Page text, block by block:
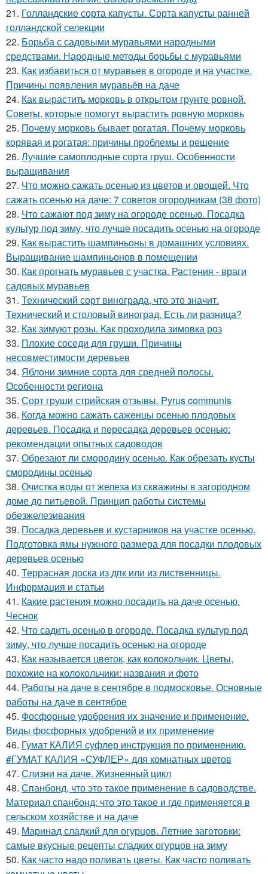
21. Голландские сорта капусты. Сорта капусты ранней
голландской селекции
22. Борьба с садовыми муравьями народными
средствами. Народные методы борьбы с муравьями
23. Как избавиться от муравьев в огороде и на участке.
Причины появления муравьёв на даче
24. Как вырастить морковь в открытом грунте ровной.
Советы, которые помогут вырастить ровную морковь
25. Почему морковь бывает рогатая. Почему морковь
корявая и рогатая: причины проблемы и решение
26. Лучшие самоплодные сорта груш. Особенности
выращивания
27. Что можно сажать осенью из цветов и овощей. Что
сажать осенью на даче: 7 советов огородникам (38 фото)
28. Что сажают под зиму на огороде осенью. Посадка
культур под зиму, что лучше посадить осенью на огороде
29. Как вырастить шампиньоны в домашних условиях.
Выращивание шампиньонов в помещении
30. Как прогнать муравьев с участка. Растения - враги
садовых муравьев
31. Технический сорт винограда, что это значит.
Технический и столовый виноград. Есть ли разница?
32. Как зимуют розы. Как проходила зимовка роз
33. Плохие соседи для груши. Причины
несовместимости деревьев
34. Яблони зимние сорта для средней полосы.
Особенности региона
35. Сорт груши стрийская отзывы. Pyrus communis
36. Когда можно сажать саженцы осенью плодовых
деревьев. Посадка и пересадка деревьев осенью:
рекомендации опытных садоводов
37. Обрезают ли смородину осенью. Как обрезать кусты
смородины осенью
38. Очистка воды от железа из скважины в загородном
доме до питьевой. Принцип работы системы
обезжелезивания
39. Посадка деревьев и кустарников на участке осенью.
Подготовка ямы нужного размера для посадки плодовых
деревьев осенью
40. Террасная доска из дпк или из лиственницы.
Информация и статьи
41. Какие растения можно посадить на даче осенью.
Чеснок
42. Что садить осенью в огороде. Посадка культур под
зиму, что лучше посадить осенью на огороде
43. Как называется цветок, как колокольчик. Цветы,
похожие на колокольчики: названия и фото
44. Работы на даче в сентябре в подмосковье. Основные
работы на даче в сентябре
45. Фосфорные удобрения их значение и применение.
Виды фосфорных удобрений и их применение
46. Гумат КАЛИЯ суфлер инструкция по применению.
#ГУМАТ КАЛИЯ «СУФЛЕР» для комнатных цветов
47. Слизни на даче. Жизненный цикл
48. Спанбонд, что это такое применение в садоводстве.
Материал спанбонд: что это такое и где применяется в
сельском хозяйстве и на даче
49. Маринад сладкий для огурцов. Летние заготовки:
самые вкусные рецепты сладких огурцов на зиму
50. Как часто надо поливать цветы. Как часто поливать